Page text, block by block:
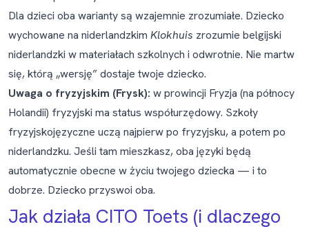
Dla dzieci oba warianty są wzajemnie zrozumiałe. Dziecko
wychowane na niderlandzkim Klokhuis zrozumie belgijski
niderlandzki w materiałach szkolnych i odwrotnie. Nie martw
się, którą „wersję” dostaje twoje dziecko.
Uwaga o fryzyjskim (Frysk): w prowincji Fryzja (na północy
Holandii) fryzyjski ma status współurzędowy. Szkoły
fryzyjskojęzyczne uczą najpierw po fryzyjsku, a potem po
niderlandzku. Jeśli tam mieszkasz, oba języki będą
automatycznie obecne w życiu twojego dziecka — i to
dobrze. Dziecko przyswoi oba.
Jak działa CITO Toets (i dlaczego